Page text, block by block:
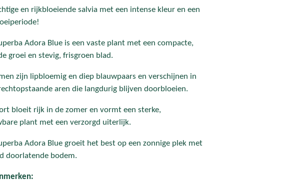
en rijkbloeiende salvia met een intense kleur en een
Adora Blue is een vaste plant met een compacte,
groei en stevig, frisgroen blad.
zijn lipbloemig en diep blauwpaars en verschijnen in
aren die langdurig blijven doorbloeien.
bloeit rijk in de zomer en vormt een sterke,
plant met een verzorgd uiterlijk.
Adora Blue groeit het best op een zonnige plek met
doorlatende bodem.